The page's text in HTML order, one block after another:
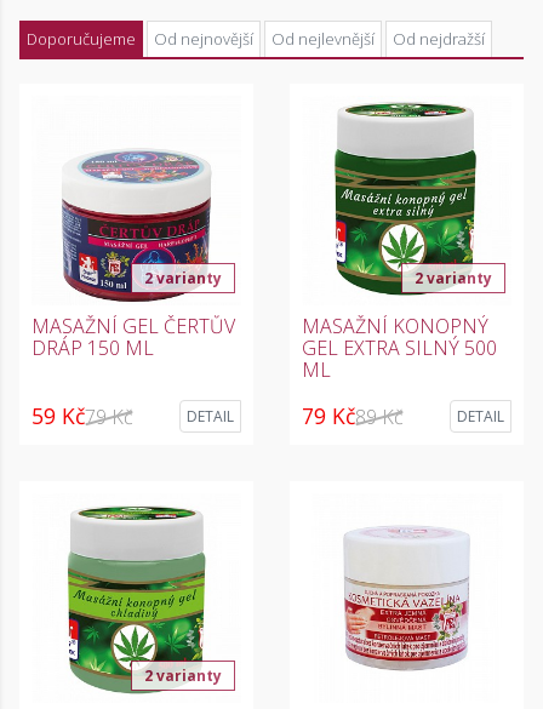
Doporučujeme Od nejnovější Od nejlevnější Od nejdražší
2 varianty
MASAŽNÍ GEL ČERTŮV
DRÁP 150 ML
59 Kč79 Kč DETAIL
2 varianty
MASAŽNÍ KONOPNÝ
GEL EXTRA SILNÝ 500
ML
79 Kč89 Kč DETAIL
2 varianty